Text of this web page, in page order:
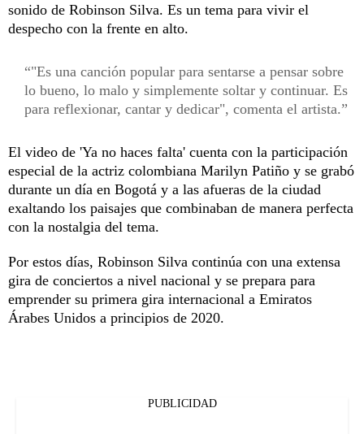
sonido de Robinson Silva. Es un tema para vivir el
despecho con la frente en alto.
"Es una canción popular para sentarse a pensar sobre
lo bueno, lo malo y simplemente soltar y continuar. Es
para ref­lexionar, cantar y dedicar", comenta el artista.
El video de 'Ya no haces falta' cuenta con la participación
especial de la actriz colombiana Marilyn Patiño y se grabó
durante un día en Bogotá y a las afueras de la ciudad
exaltando los paisajes que combinaban de manera perfecta
con la nostalgia del tema.
Por estos días, Robinson Silva continúa con una extensa
gira de conciertos a nivel nacional y se prepara para
emprender su primera gira internacional a Emiratos
Árabes Unidos a principios de 2020.
PUBLICIDAD